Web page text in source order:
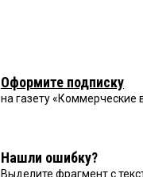
Оформите подписку
на газету «Коммерческие
Нашли ошибку?
Выделите фрагмент с